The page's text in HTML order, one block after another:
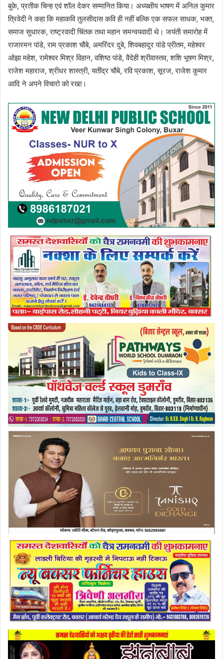
बुके, प्रतीक चिन्ह एवं शॉल देकर सम्मानित किया। अध्यक्षीय भाषण में अनिल कुमार
त्रिवेदी ने कहा कि महाकवि तुलसीदास कवि ही नहीं बल्कि एक सफल साधक, भक्त,
समाज सुधारक, राष्ट्रवादी चिंतक तथा महान समन्वयवादी थे। जयंती समारोह में
राजारमन पांडे, राम प्रकाश चौबे, अमरिंदर दुबे, शिवबहादुर पांडे प्रीतम, महेश्वर
ओझा महेश, रामेश्वर मिश्र विहान, वशिष्ठ पांडे, वैदेही श्रीवास्तव, शशि भूषण मिश्र,
राजेश महाराज, श्रीधर शास्त्री, यतींद्र चौबे, रवि प्रकाश, सूरज, राजेश कुमार
आदि ने अपने विचारो को रखा।